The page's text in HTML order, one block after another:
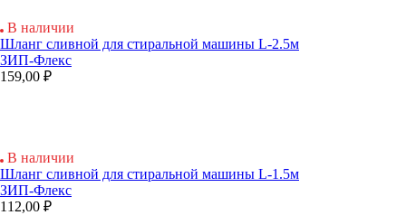
В наличии
Шланг сливной для стиральной машины L-2.5м
ЗИП-Флекс
159,00 ₽
В наличии
Шланг сливной для стиральной машины L-1.5м
ЗИП-Флекс
112,00 ₽